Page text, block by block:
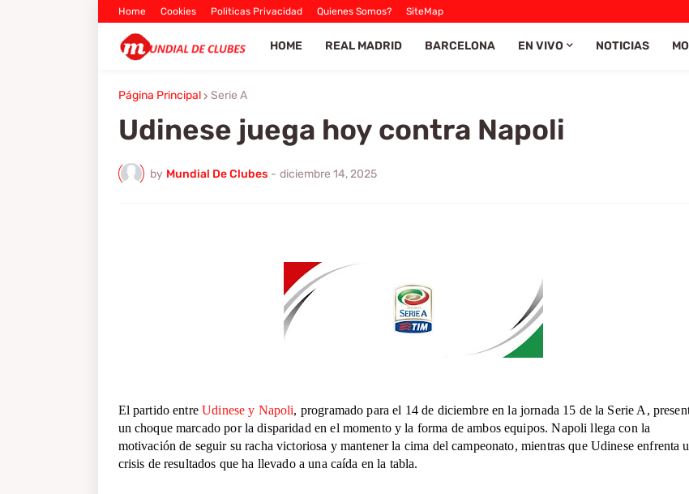
Home Cookies Politicas Privacidad Quienes Somos? SiteMap
HOME REAL MADRID BARCELONA EN VIVO NOTICIAS
Página Principal Serie A
Udinese juega hoy contra Napoli
by Mundial De Clubes - diciembre 14, 2025
El partido entreUdinese y Napoli, programado para el 14 de diciembre en la jornada 15 de la Serie A,
un choque marcado por la disparidad en el momento y la forma de ambos equipos. Napoli llega con la
motivación de seguir su racha victoriosa y mantener la cima del campeonato, mientras que Udinese enfrenta
crisis de resultados que ha llevado a una caída en la tabla.